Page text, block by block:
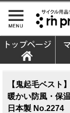
【鬼起毛ベス
暖かい防風・保
日本製 No.2274